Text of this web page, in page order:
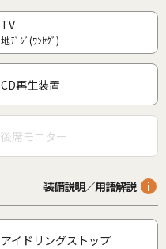
TV
地ﾃﾞｼﾞ(ﾜﾝｾｸﾞ)
CD再生装置
後席モニター
装備説明／用語解説
アイドリングストップ